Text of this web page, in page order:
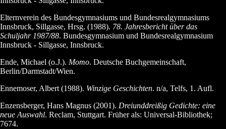
Elternverein des Bundesgymnasiums und Bundesrealgymnasiums
Innsbruck, Sillgasse, Hrsg. (1988). 78. Jahresbericht über das
Schuljahr 1987/88. Bundesgymnasium und Bundesrealgymnasium
Innsbruck - Sillgasse, Innsbruck.
Ende, Michael (o.J.). Momo. Deutsche Buchgemeinschaft,
Berlin/Darmstadt/Wien.
Ennemoser, Albert (1988). Winzige Geschichten. n/a, Telfs, 1. Aufl.
Enzensberger, Hans Magnus (2001). Dreiunddreißig Gedichte: eine
neue Auswahl. Reclam, Stuttgart. Früher als: Universal-Bibliothek;
7674.